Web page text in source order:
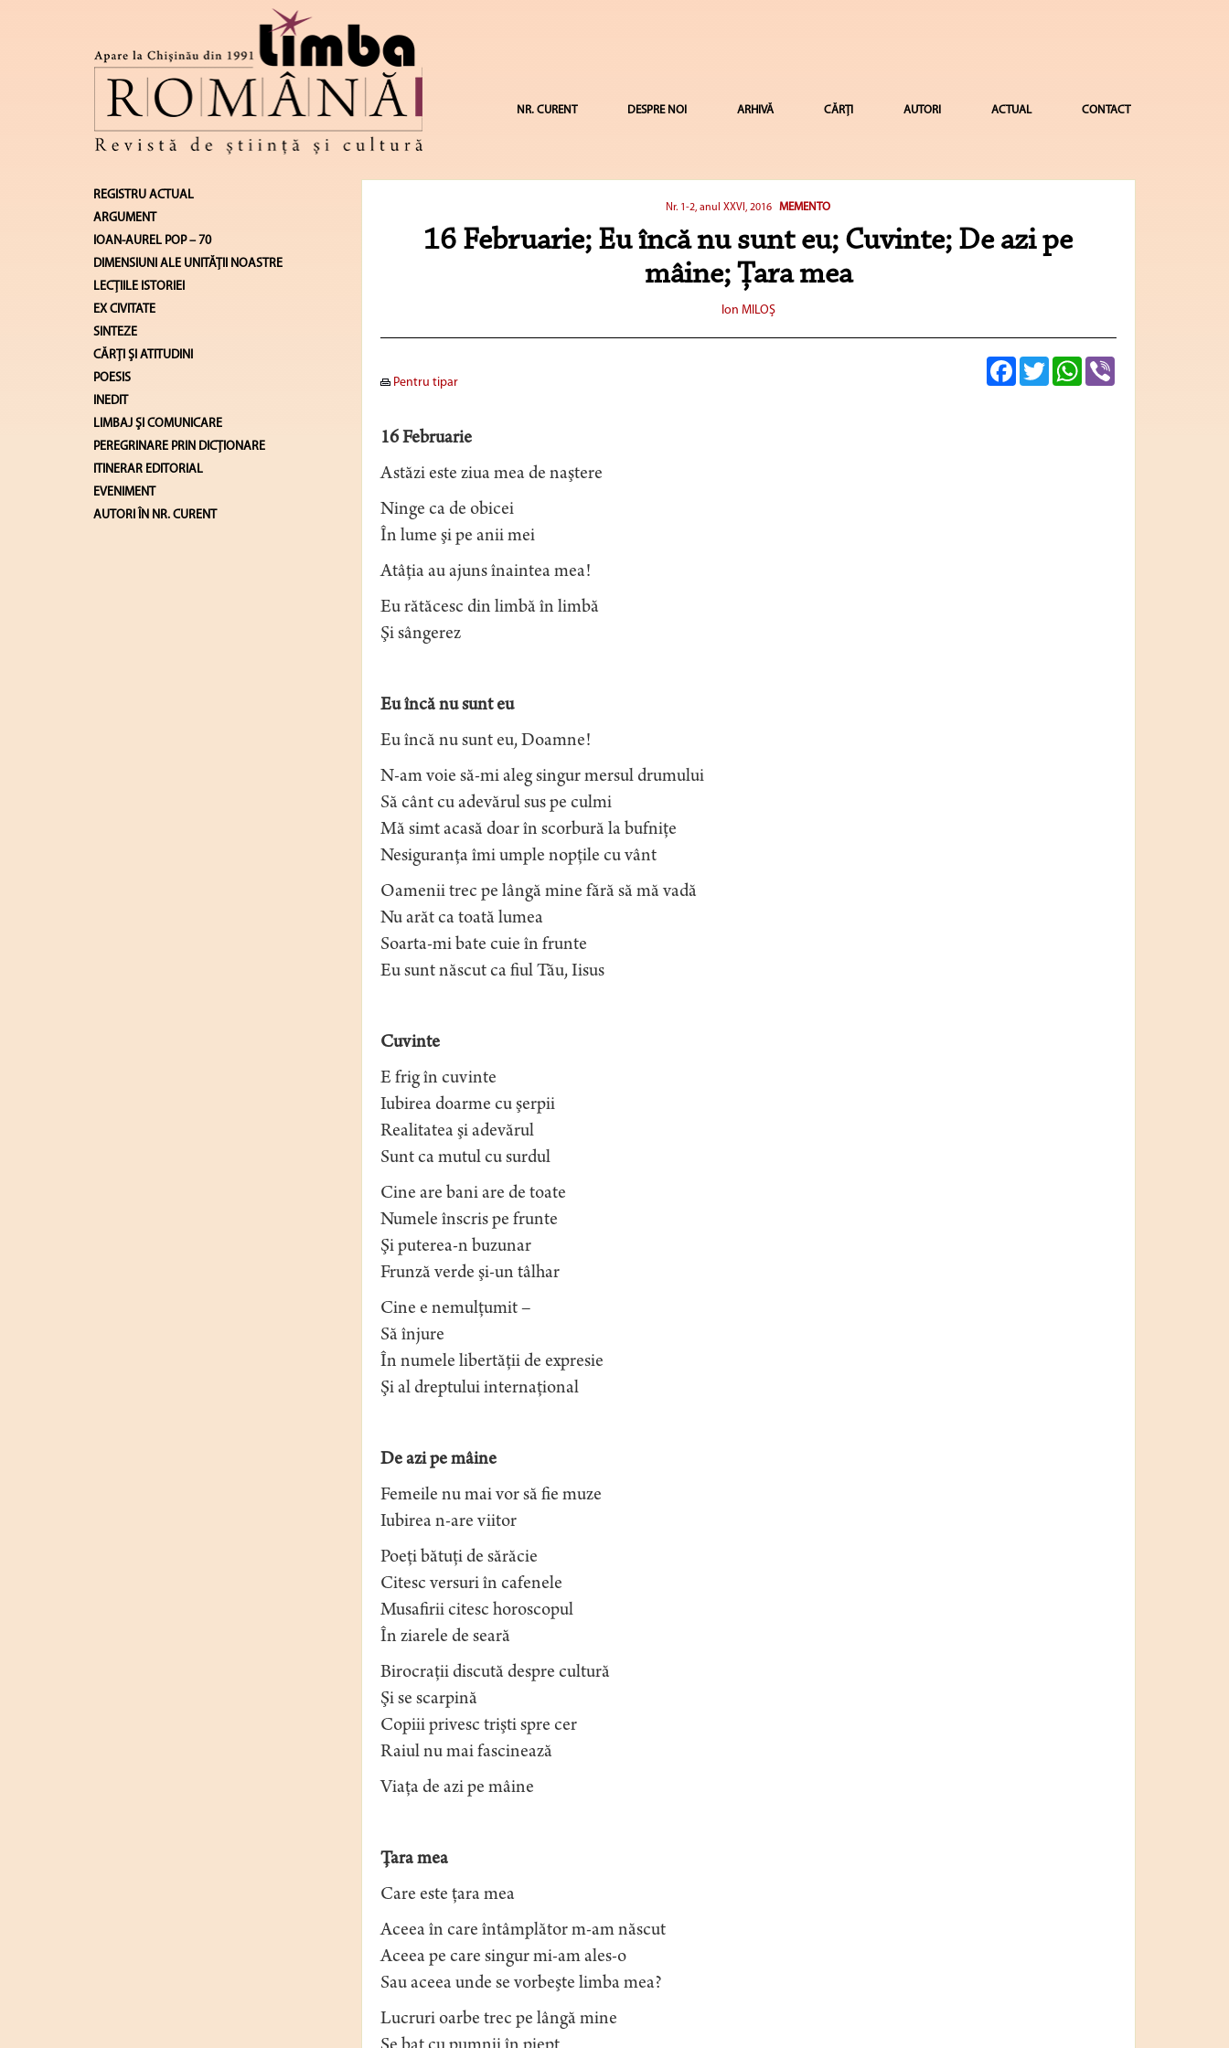
NR. CURENT DESPRE NOI ARHIVĂ CĂRȚI AUTORI ACTUAL CONTACT
REGISTRU ACTUAL
ARGUMENT
IOAN-AUREL POP – 70
DIMENSIUNI ALE UNITĂŢII NOASTRE
LECŢIILE ISTORIEI
EX CIVITATE
SINTEZE
CĂRŢI ŞI ATITUDINI
POESIS
INEDIT
LIMBAJ ŞI COMUNICARE
PEREGRINARE PRIN DICȚIONARE
ITINERAR EDITORIAL
EVENIMENT
AUTORI ÎN NR. CURENT
Nr. 1-2, anul XXVI, 2016 MEMENTO
16 Februarie; Eu încă nu sunt eu; Cuvinte; De azi pe
mâine; Țara mea
Ion MILOŞ
Pentru tipar
FacebookTwitterWhatsApp
16 Februarie
Astăzi este ziua mea de naştere
Ninge ca de obicei
În lume şi pe anii mei
Atâţia au ajuns înaintea mea!
Eu rătăcesc din limbă în limbă
Şi sângerez
Eu încă nu sunt eu
Eu încă nu sunt eu, Doamne!
N-am voie să-mi aleg singur mersul drumului
Să cânt cu adevărul sus pe culmi
Mă simt acasă doar în scorbură la bufniţe
Nesiguranţa îmi umple nopţile cu vânt
Oamenii trec pe lângă mine fără să mă vadă
Nu arăt ca toată lumea
Soarta-mi bate cuie în frunte
Eu sunt născut ca fiul Tău, Iisus
Cuvinte
E frig în cuvinte
Iubirea doarme cu şerpii
Realitatea şi adevărul
Sunt ca mutul cu surdul
Cine are bani are de toate
Numele înscris pe frunte
Şi puterea-n buzunar
Frunză verde şi-un tâlhar
Cine e nemulţumit –
Să înjure
În numele libertăţii de expresie
Şi al dreptului internaţional
De azi pe mâine
Femeile nu mai vor să fie muze
Iubirea n-are viitor
Poeţi bătuţi de sărăcie
Citesc versuri în cafenele
Musafirii citesc horoscopul
În ziarele de seară
Birocraţii discută despre cultură
Şi se scarpină
Copiii privesc trişti spre cer
Raiul nu mai fascinează
Viaţa de azi pe mâine
Ţara mea
Care este ţara mea
Aceea în care întâmplător m-am născut
Aceea pe care singur mi-am ales-o
Sau aceea unde se vorbeşte limba mea?
Lucruri oarbe trec pe lângă mine